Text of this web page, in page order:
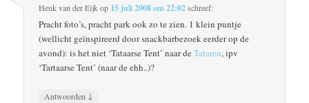
Henk van der Eijkop 15 juli 2008 om 22:02schreef:
Pracht foto’s, pracht park ook zo te zien. 1 klein puntje
(wellicht geïnspireerd door snackbarbezoek eerder op de
avond): is het niet ‘Tataarse Tent’ naar deTataren, ipv
‘Tartaarse Tent’ (naar de ehh..)?
Antwoorden ↓